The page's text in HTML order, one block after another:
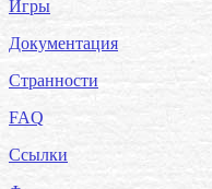
Игры
Документация
Странности
FAQ
Ссылки